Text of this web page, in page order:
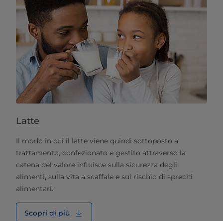
Latte
Il modo in cui il latte viene quindi sottoposto a
trattamento, confezionato e gestito attraverso la
catena del valore influisce sulla sicurezza degli
alimenti, sulla vita a scaffale e sul rischio di sprechi
alimentari.
Scopri di più